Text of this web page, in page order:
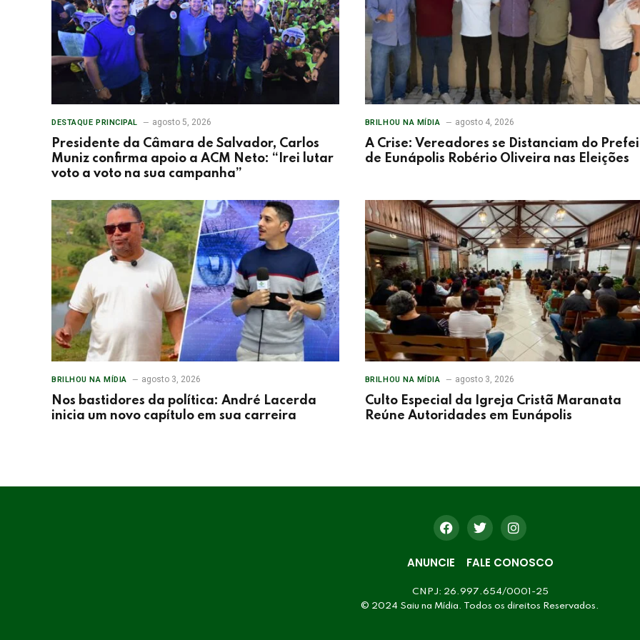
DESTAQUE PRINCIPAL agosto 5, 2026
Presidente da Câmara de Salvador, Carlos
Muniz confirma apoio a ACM Neto: “Irei lutar
voto a voto na sua campanha”
BRILHOU NA MÍDIA agosto 4, 2026
A Crise: Vereadores se Distanciam do
de Eunápolis Robério Oliveira nas Eleições
BRILHOU NA MÍDIA agosto 3, 2026
Nos bastidores da política: André Lacerda
inicia um novo capítulo em sua carreira
BRILHOU NA MÍDIA agosto 3, 2026
Culto Especial da Igreja Cristã Maranata
Reúne Autoridades em Eunápolis
ANUNCIE FALE CONOSCO
CNPJ: 26.997.654/0001-25
© 2024 Saiu na Mídia. Todos os direitos Reservados.